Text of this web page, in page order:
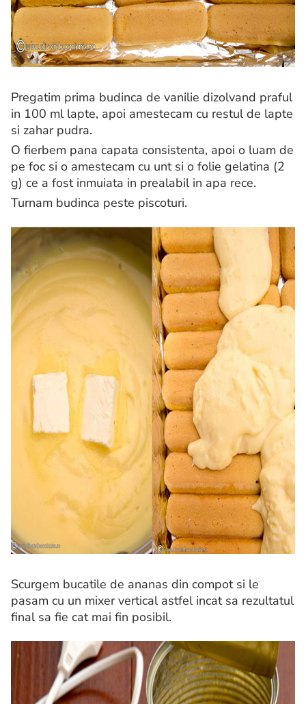
Pregatim prima budinca de vanilie dizolvand praful
in 100 ml lapte, apoi amestecam cu restul de lapte
si zahar pudra.
O fierbem pana capata consistenta, apoi o luam de
pe foc si o amestecam cu unt si o folie gelatina (2
g) ce a fost inmuiata in prealabil in apa rece.
Turnam budinca peste piscoturi.
Scurgem bucatile de ananas din compot si le
pasam cu un mixer vertical astfel incat sa rezultatul
final sa fie cat mai fin posibil.